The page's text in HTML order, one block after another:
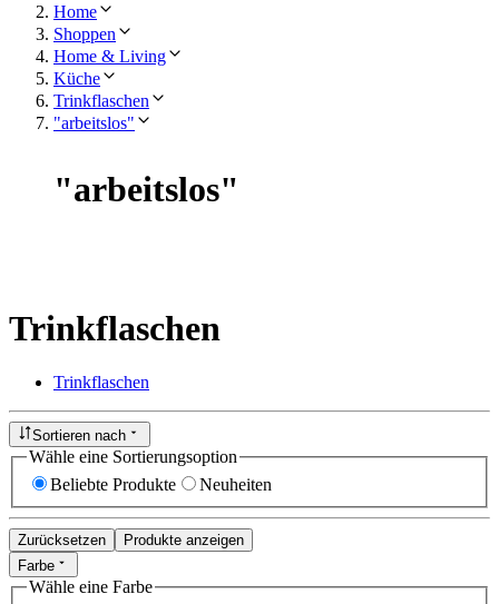
Home
Shoppen
Home & Living
Küche
Trinkflaschen
"arbeitslos"
"arbeitslos"
Trinkflaschen
Trinkflaschen
Sortieren nach
Wähle eine Sortierungsoption
Beliebte Produkte
Neuheiten
Zurücksetzen
Produkte anzeigen
Farbe
Wähle eine Farbe